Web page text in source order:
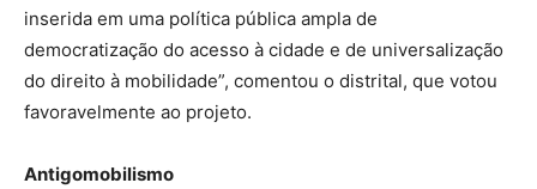
inserida em uma política pública ampla de
democratização do acesso à cidade e de universalização
do direito à mobilidade”, comentou o distrital, que votou
favoravelmente ao projeto.
Antigomobilismo